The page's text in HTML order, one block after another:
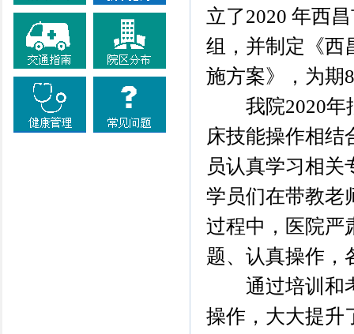
立了2020 年西
组，并制定《西
施方案》，为期
我院2020年批
床技能操作相结
员认真学习相
学员们在带教老
过程中，医院严
题、认真操作，
通过培训和考
操作，大大提升